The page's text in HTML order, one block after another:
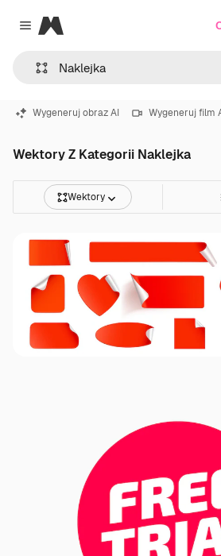
Close menu
Magnific
Wygeneruj obraz AI Wygeneruj film
Wektory Z Kategorii Naklejka
Wektory